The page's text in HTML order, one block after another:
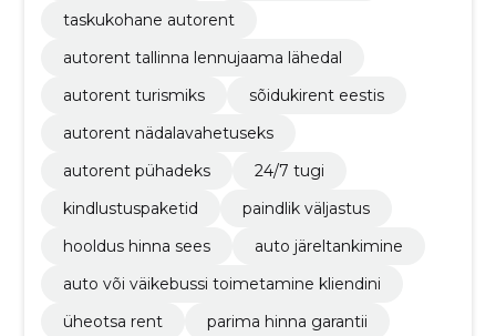
taskukohane autorent
autorent tallinna lennujaama lähedal
autorent turismiks
sõidukirent eestis
autorent nädalavahetuseks
autorent pühadeks
24/7 tugi
kindlustuspaketid
paindlik väljastus
hooldus hinna sees
auto järeltankimine
auto või väikebussi toimetamine kliendini
üheotsa rent
parima hinna garantii